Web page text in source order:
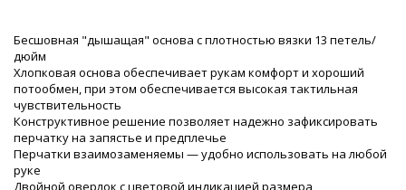
Бесшовная "дышащая" основа с плотностью вязки 13 петель/
дюйм
Хлопковая основа обеспечивает рукам комфорт и хороший
потообмен, при этом обеспечивается высокая тактильная
чувствительность
Конструктивное решение позволяет надежно зафиксировать
перчатку на запястье и предплечье
Перчатки взаимозаменяемы — удобно использовать на любой
руке
Двойной оверлок с цветовой индикацией размера